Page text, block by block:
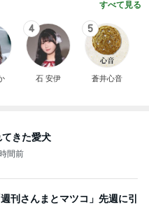
すべて見る
4
石 安伊
5
蒼井心音
きた愛犬
間前
刊さんまとマツコ」先週に引